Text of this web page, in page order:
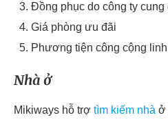
Đồng phục do công ty cung
Giá phòng ưu đãi
Phương tiện công cộng
Nhà ở
Mikiways hỗ trợ tìm kiếm nhà ở